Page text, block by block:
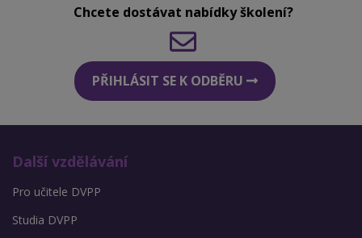
Chcete dostávat nabídky školení?
PŘIHLÁSIT SE K ODBĚRU
Další vzdělávání
Pro učitele DVPP
Studia DVPP